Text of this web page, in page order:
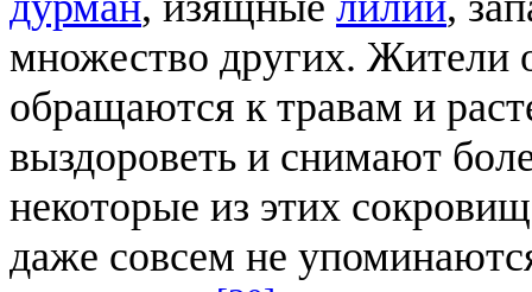
множество других. Жители
обращаются к травам и
выздороветь и снимают
некоторые из этих
даже совсем не